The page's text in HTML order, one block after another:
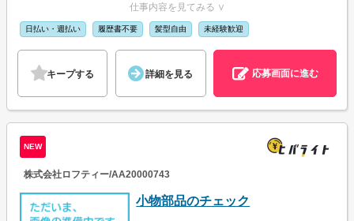
仕事内容を見てみる ∨
日払い・週払い 履歴書不要 髪型自由 未経験歓迎
キープする 詳細を見る 応募画面に進む
NEW
株式会社ロフティー/AA20000743
小物部品のチェック